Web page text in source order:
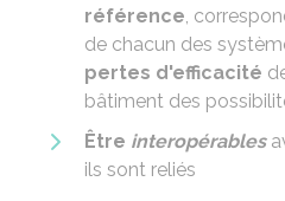
référence,
de chacun des
pertes d'efficacité
bâtiment des
Être interopérables
ils sont reliés